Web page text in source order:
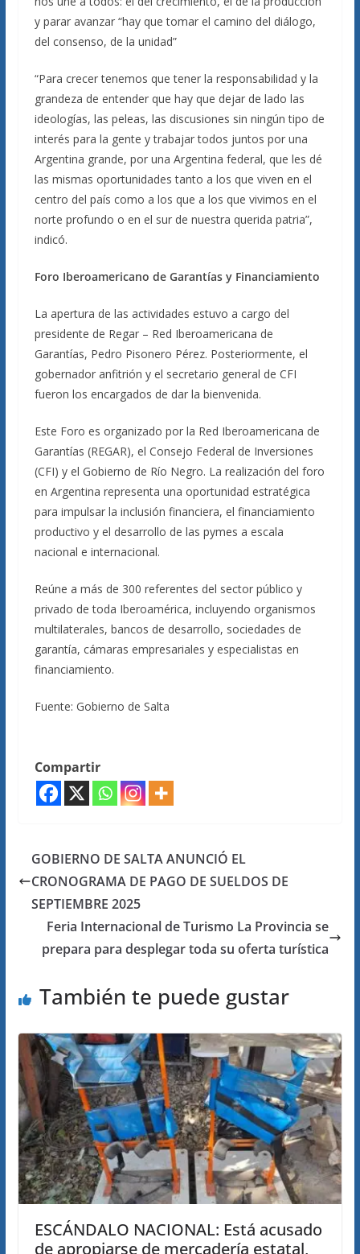
y parar avanzar “hay que tomar el camino del diálogo,
del consenso, de la unidad”
“Para crecer tenemos que tener la responsabilidad y la
grandeza de entender que hay que dejar de lado las
ideologías, las peleas, las discusiones sin ningún tipo de
interés para la gente y trabajar todos juntos por una
Argentina grande, por una Argentina federal, que les dé
las mismas oportunidades tanto a los que viven en el
centro del país como a los que a los que vivimos en el
norte profundo o en el sur de nuestra querida patria”,
indicó.
Foro Iberoamericano de Garantías y Financiamiento
La apertura de las actividades estuvo a cargo del
presidente de Regar – Red Iberoamericana de
Garantías, Pedro Pisonero Pérez. Posteriormente, el
gobernador anfitrión y el secretario general de CFI
fueron los encargados de dar la bienvenida.
Este Foro es organizado por la Red Iberoamericana de
Garantías (REGAR), el Consejo Federal de Inversiones
(CFI) y el Gobierno de Río Negro. La realización del foro
en Argentina representa una oportunidad estratégica
para impulsar la inclusión financiera, el financiamiento
productivo y el desarrollo de las pymes a escala
nacional e internacional.
Reúne a más de 300 referentes del sector público y
privado de toda Iberoamérica, incluyendo organismos
multilaterales, bancos de desarrollo, sociedades de
garantía, cámaras empresariales y especialistas en
financiamiento.
Fuente: Gobierno de Salta
Compartir
GOBIERNO DE SALTA ANUNCIÓ EL
CRONOGRAMA DE PAGO DE SUELDOS DE
SEPTIEMBRE 2025
Feria Internacional de Turismo La Provincia se
prepara para desplegar toda su oferta turística
También te puede gustar
ESCÁNDALO NACIONAL: Está acusado
de apropiarse de mercadería estatal,